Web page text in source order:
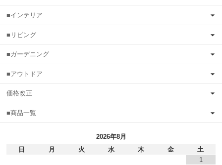
■インテリア
■リビング
■ガーデニング
■アウトドア
価格改正
■商品一覧
2026年8月
日
月 火 水 木 金
土
1